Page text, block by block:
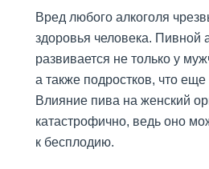
Лечение
КОДИРОВАНИЕ
АЛКОГОЛЬНОЙ
ЗАВИСИМОСТИ
Капельница при
ДЕТОКСИКАЦИЯ
В КУРГАНЕ
Вред любого алкоголя
здоровья человека. Пивной
развивается не только у
а также подростков, что
Влияние пива на женский
катастрофично, ведь оно
к бесплодию.